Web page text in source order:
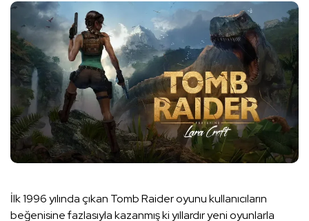
İlk 1996 yılında çıkan Tomb Raider oyunu kullanıcıların
beğenisine fazlasıyla kazanmış ki yıllardır yeni oyunlarla